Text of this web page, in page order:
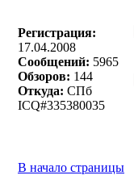
Регистрация:
17.04.2008
Сообщений: 5965
Обзоров: 144
Откуда: СПб
ICQ#335380035
В начало страницы